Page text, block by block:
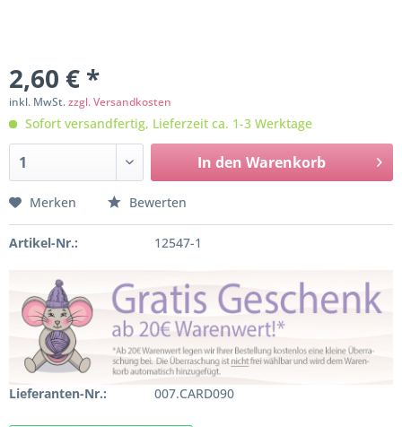
2,60 € *
inkl. MwSt.zzgl. Versandkosten
Sofort versandfertig, Lieferzeit ca. 1-3 Werktage
In den Warenkorb
Merken Bewerten
Artikel-Nr.: 12547-1
Lieferanten-Nr.: 007.CARD090